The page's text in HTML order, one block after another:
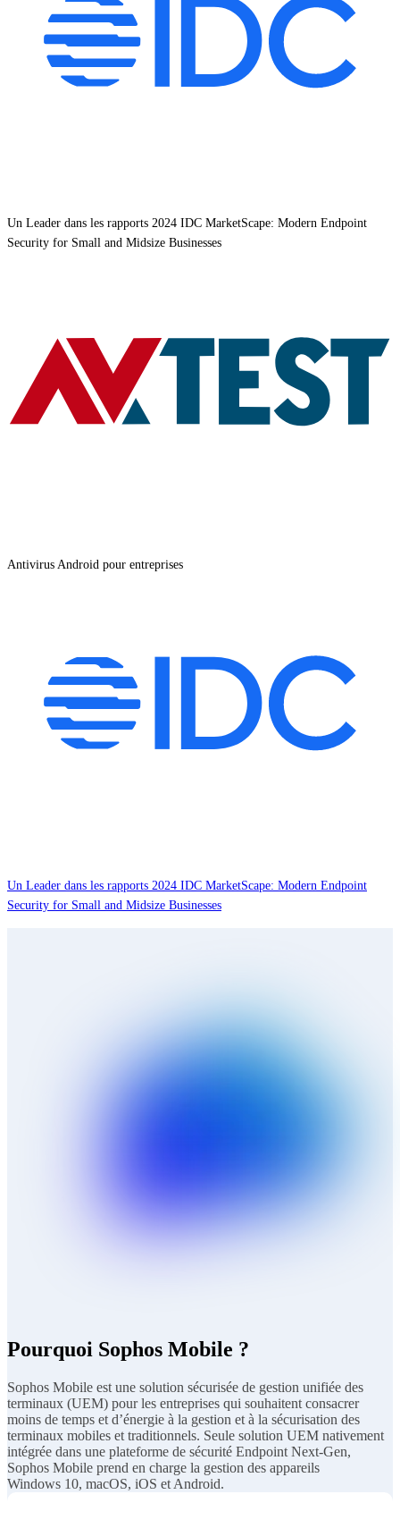
Un Leader dans les rapports 2024 IDC MarketScape: Modern Endpoint
Security for Small and Midsize Businesses
Antivirus Android pour entreprises
Un Leader dans les rapports 2024 IDC MarketScape: Modern Endpoint
Security for Small and Midsize Businesses
Pourquoi Sophos Mobile ?
Sophos Mobile est une solution sécurisée de gestion unifiée des
terminaux (UEM) pour les entreprises qui souhaitent consacrer
moins de temps et d’énergie à la gestion et à la sécurisation des
terminaux mobiles et traditionnels. Seule solution UEM nativement
intégrée dans une plateforme de sécurité Endpoint Next-Gen,
Sophos Mobile prend en charge la gestion des appareils
Windows 10, macOS, iOS et Android.